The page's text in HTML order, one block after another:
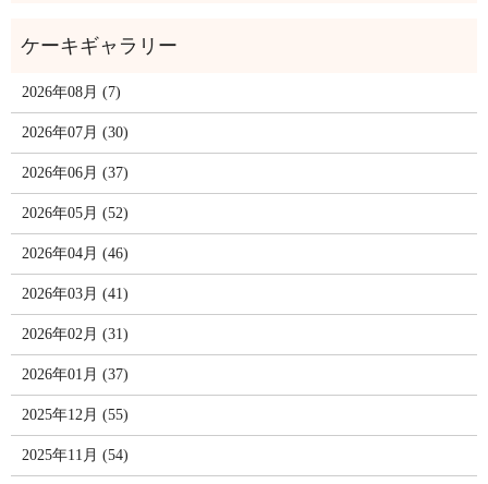
2026年08月 (7)
2026年07月 (30)
2026年06月 (37)
2026年05月 (52)
2026年04月 (46)
2026年03月 (41)
2026年02月 (31)
2026年01月 (37)
2025年12月 (55)
2025年11月 (54)